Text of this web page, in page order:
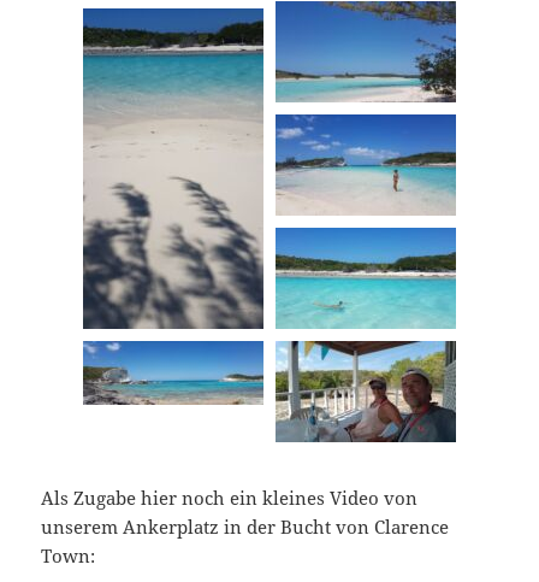
Als Zugabe hier noch ein kleines Video von
unserem Ankerplatz in der Bucht von Clarence
Town: